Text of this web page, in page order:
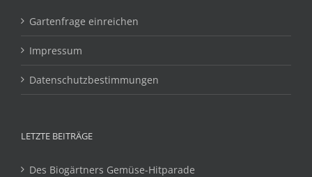
Gartenfrage einreichen
Impressum
Datenschutzbestimmungen
LETZTE BEITRÄGE
Des Biogärtners Gemüse-Hitparade